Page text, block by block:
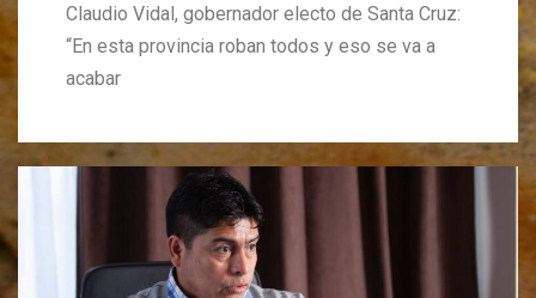
Claudio Vidal, gobernador electo de Santa Cruz:
“En esta provincia roban todos y eso se va a
acabar